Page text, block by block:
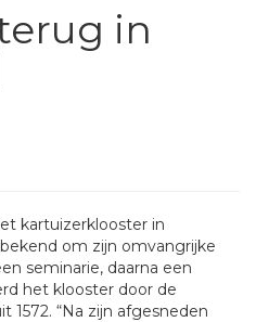
in
kartuizerklooster in
om zijn omvangrijke
seminarie, daarna een
het klooster door de
1572. “Na zijn afgesneden